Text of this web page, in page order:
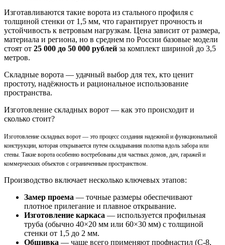
Изготавливаются такие ворота из стального профиля с
толщиной стенки от 1,5 мм, что гарантирует прочность и
устойчивость к ветровым нагрузкам. Цена зависит от размера,
материала и региона, но в среднем по России базовые модели
стоят от 25 000 до 50 000 рублей за комплект шириной до 3,5
метров.
Складные ворота — удачный выбор для тех, кто ценит
простоту, надёжность и рациональное использование
пространства.
Изготовление складных ворот — как это происходит и
сколько стоит?
Изготовление складных ворот — это процесс создания надежной и функциональной
конструкции, которая открывается путем складывания полотна вдоль забора или
стены. Такие ворота особенно востребованы для частных домов, дач, гаражей и
коммерческих объектов с ограниченным пространством.
Производство включает несколько ключевых этапов:
Замер проема — точные размеры обеспечивают
плотное прилегание и плавное открывание.
Изготовление каркаса — используется профильная
труба (обычно 40×20 мм или 60×30 мм) с толщиной
стенки от 1,5 до 2 мм.
Обшивка — чаще всего применяют профнастил (С-8,